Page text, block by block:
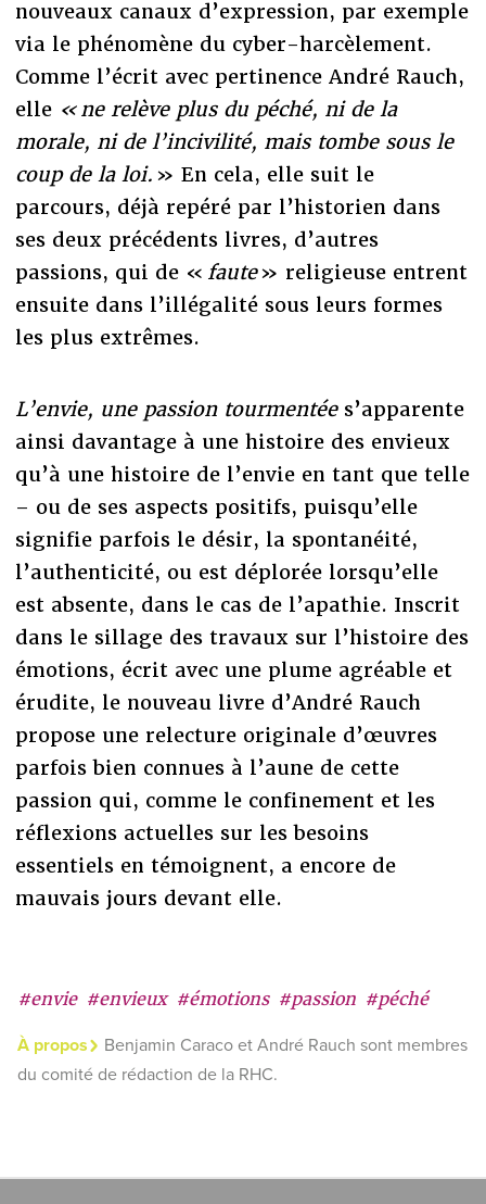
#envie #envieux #émotions #passion #péché
À propos
Benjamin Caraco et André Rauch sont membres
du comité de rédaction de la RHC.
nouveaux canaux d’expression, par exemple
via le phénomène du cyber-harcèlement.
Comme l’écrit avec pertinence André Rauch,
elle « ne relève plus du péché, ni de la
morale, ni de l’incivilité, mais tombe sous le
coup de la loi. » En cela, elle suit le
parcours, déjà repéré par l’historien dans
ses deux précédents livres, d’autres
passions, qui de « faute» religieuse entrent
ensuite dans l’illégalité sous leurs formes
les plus extrêmes.
L’envie, une passion tourmentées’apparente
ainsi davantage à une histoire des envieux
qu’à une histoire de l’envie en tant que telle
– ou de ses aspects positifs, puisqu’elle
signifie parfois le désir, la spontanéité,
l’authenticité, ou est déplorée lorsqu’elle
est absente, dans le cas de l’apathie. Inscrit
dans le sillage des travaux sur l’histoire des
émotions, écrit avec une plume agréable et
érudite, le nouveau livre d’André Rauch
propose une relecture originale d’œuvres
parfois bien connues à l’aune de cette
passion qui, comme le confinement et les
réflexions actuelles sur les besoins
essentiels en témoignent, a encore de
mauvais jours devant elle.